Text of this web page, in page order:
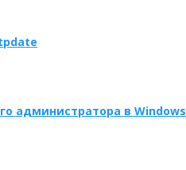
администратора в Windows